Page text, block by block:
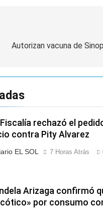
Autorizan vacuna de
rechazó el
contra Pity Alvarez
EL SOL 7 Horas Atrás
Arizaga confirmó
por consumo